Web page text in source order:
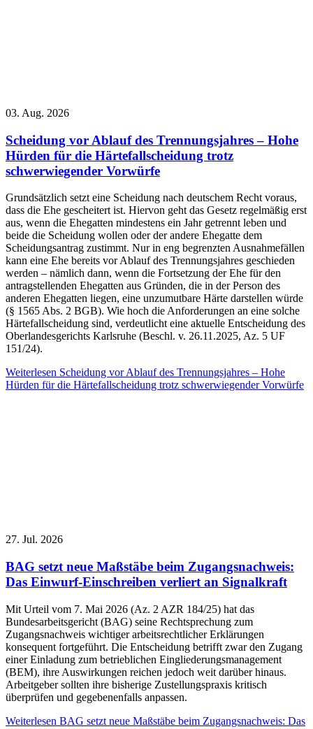
03. Aug. 2026
Scheidung vor Ablauf des Trennungsjahres – Hohe
Hürden für die Härtefallscheidung trotz
schwerwiegender Vorwürfe
Grundsätzlich setzt eine Scheidung nach deutschem Recht voraus,
dass die Ehe gescheitert ist. Hiervon geht das Gesetz regelmäßig erst
aus, wenn die Ehegatten mindestens ein Jahr getrennt leben und
beide die Scheidung wollen oder der andere Ehegatte dem
Scheidungsantrag zustimmt. Nur in eng begrenzten Ausnahmefällen
kann eine Ehe bereits vor Ablauf des Trennungsjahres geschieden
werden – nämlich dann, wenn die Fortsetzung der Ehe für den
antragstellenden Ehegatten aus Gründen, die in der Person des
anderen Ehegatten liegen, eine unzumutbare Härte darstellen würde
(§ 1565 Abs. 2 BGB). Wie hoch die Anforderungen an eine solche
Härtefallscheidung sind, verdeutlicht eine aktuelle Entscheidung des
Oberlandesgerichts Karlsruhe (Beschl. v. 26.11.2025, Az. 5 UF
151/24).
Weiterlesen Scheidung vor Ablauf des Trennungsjahres – Hohe
Hürden für die Härtefallscheidung trotz schwerwiegender Vorwürfe
27. Jul. 2026
BAG setzt neue Maßstäbe beim Zugangsnachweis:
Das Einwurf-Einschreiben verliert an Signalkraft
Mit Urteil vom 7. Mai 2026 (Az. 2 AZR 184/25) hat das
Bundesarbeitsgericht (BAG) seine Rechtsprechung zum
Zugangsnachweis wichtiger arbeitsrechtlicher Erklärungen
konsequent fortgeführt. Die Entscheidung betrifft zwar den Zugang
einer Einladung zum betrieblichen Eingliederungsmanagement
(BEM), ihre Auswirkungen reichen jedoch weit darüber hinaus.
Arbeitgeber sollten ihre bisherige Zustellungspraxis kritisch
überprüfen und gegebenenfalls anpassen.
Weiterlesen BAG setzt neue Maßstäbe beim Zugangsnachweis: Das